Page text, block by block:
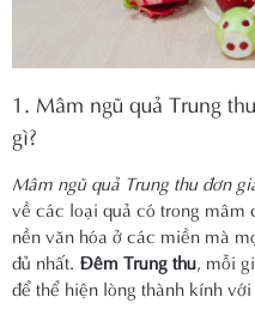
1. Mâm ngũ quả Trung
gì?
Mâm ngũ quả Trung thu đơn
về các loại quả có trong mâm
nền văn hóa ở các miền mà
đủ nhất. Đêm Trung thu, mỗi
để thể hiện lòng thành kính